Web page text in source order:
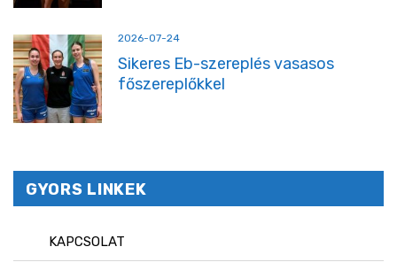
2026-07-24
Sikeres Eb-szereplés vasasos
főszereplőkkel
GYORS LINKEK
KAPCSOLAT